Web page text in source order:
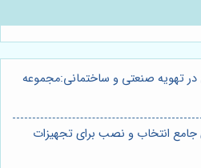
تهویه صنعتی و ساختمانی:مجموعه
جامع انتخاب و نصب برای تجهیزات